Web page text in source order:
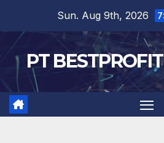
content
Sun. Aug 9th, 2026
PT